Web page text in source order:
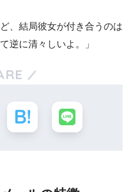
、結局彼女が付き合うのは
逆に清々しいよ。」